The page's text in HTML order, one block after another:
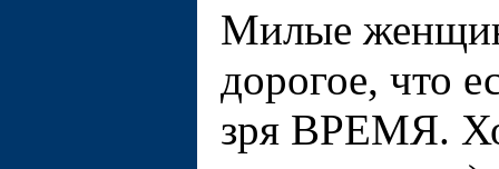
Милые
дорогое, что
зря ВРЕМЯ.